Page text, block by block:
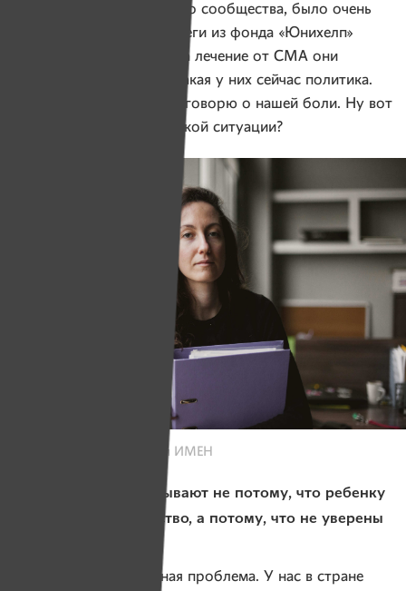
Для нас, как пациентского сообщества, было очень
травматично, когда коллеги из фонда «Юнихелп»
вывесили на сайте, что на лечение от СМА они
не собирают. Не знаю, какая у них сейчас политика.
Я не критикую коллег, я говорю о нашей боли. Ну вот
и что делать семьям в такой ситуации?
Фото: Юлия Карпенко для ИМЕН
— Получается, отказывают не потому, что ребенку
не нужно это лекарство, а потому, что не уверены
— Да, и в этом основная проблема. У нас в стране